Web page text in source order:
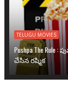
TELUGU MOVIES
Pushpa The
చేసిన రష్మిక